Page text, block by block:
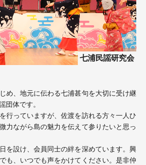
七浦民謡研究会
め、地元に伝わる七浦甚句を大切に受け継
団体です。
行っていますが、佐渡を訪れる方々一人ひ
力ながら島の魅力を伝えて参りたいと思っ
を設け、会員同士の絆を深めています。興
も、いつでも声をかけてください。是非仲